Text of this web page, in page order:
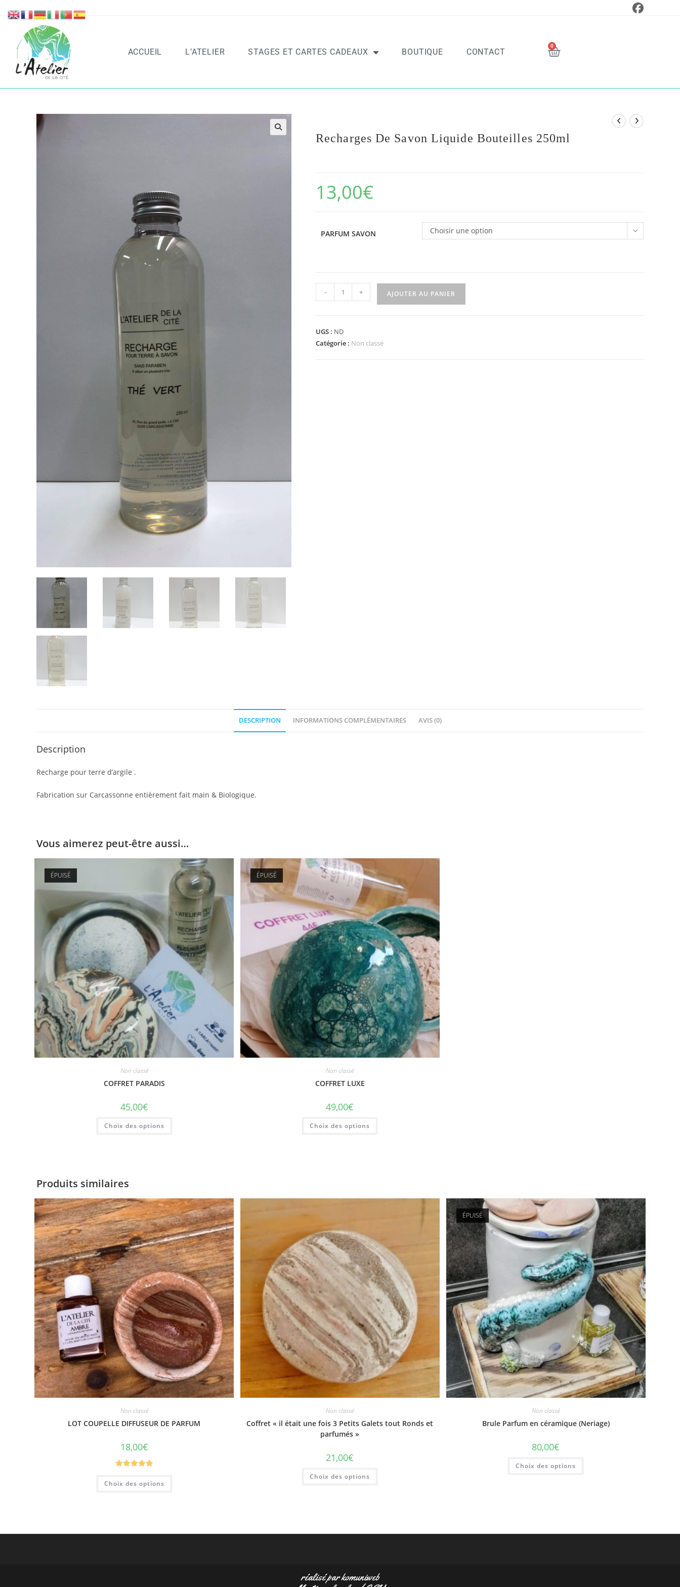
ACCUEIL L’ATELIER STAGES ET CARTES CADEAUX BOUTIQUE CONTACT
0
Recharges De Savon Liquide Bouteilles 250ml
13,00€
PARFUM SAVON Choisir une option
- + AJOUTER AU PANIER
UGS : ND
Catégorie : Non classé
DESCRIPTION INFORMATIONS COMPLÉMENTAIRES AVIS (0)
Description
Recharge pour terre d’argile .
Fabrication sur Carcassonne entièrement fait main & Biologique.
Vous aimerez peut-être aussi…
ÉPUISÉ
Non classé
COFFRET PARADIS
45,00€
Choix des options
ÉPUISÉ
Non classé
COFFRET LUXE
49,00€
Choix des options
Produits similaires
Non classé
LOT COUPELLE DIFFUSEUR DE PARFUM
18,00€
Note5.00
sur 5
Choix des options
Non classé
Coffret « il était une fois 3 Petits Galets tout Ronds et
parfumés »
21,00€
Choix des options
ÉPUISÉ
Non classé
Brule Parfum en céramique (Neriage)
80,00€
Choix des options
réalisé parkomuniweb